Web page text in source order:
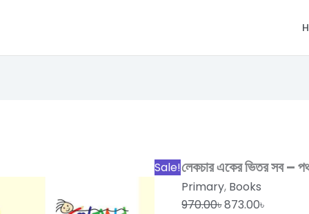
Sale!লেকচার একের ভিতর সব –
Primary, Books
970.00৳
970.00৳.
873.00৳
873.00৳.
সব
-
পঞ্চম